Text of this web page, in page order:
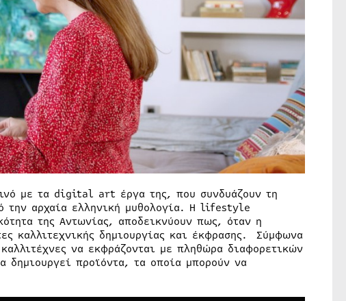
με τα digital art έργα της, που συνδυάζουν τη
την αρχαία ελληνική μυθολογία. Η lifestyle
της Αντωνίας, αποδεικνύουν πως, όταν η
καλλιτεχνικής δημιουργίας και έκφρασης. Σύμφωνα
να εκφράζονται με πληθώρα διαφορετικών
προϊόντα, τα οποία μπορούν να